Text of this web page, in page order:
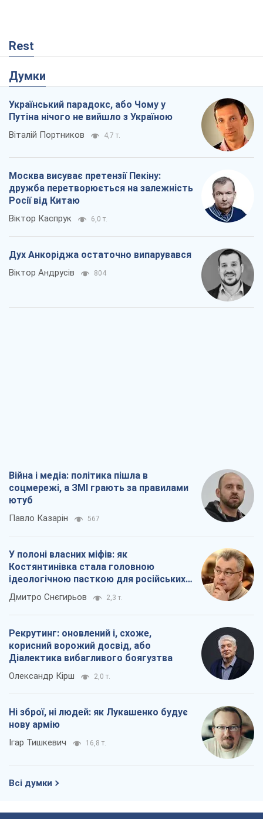
Rest
Думки
Український парадокс, або Чому у
Путіна нічого не вийшло з Україною
Віталій Портников 4,7 т.
Москва висуває претензії Пекіну:
дружба перетворюється на залежність
Росії від Китаю
Віктор Каспрук 6,0 т.
Дух Анкоріджа остаточно випарувався
Віктор Андрусів 804
Війна і медіа: політика пішла в
соцмережі, а ЗМІ грають за правилами
ютуб
Павло Казарін 567
У полоні власних міфів: як
Костянтинівка стала головною
ідеологічною пасткою для російських
окупантів
Дмитро Снєгирьов 2,3 т.
Рекрутинг: оновлений і, схоже,
корисний ворожий досвід, або
Діалектика вибагливого боягузтва
Олександр Кірш 2,0 т.
Ні зброї, ні людей: як Лукашенко будує
нову армію
Ігар Тишкевич 16,8 т.
Всі думки